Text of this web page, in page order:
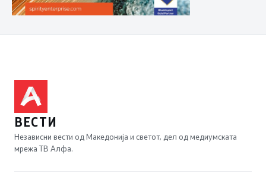
ВЕСТИ
Независни вести од Македонија и светот, дел од медиумската
мрежа ТВ Алфа.